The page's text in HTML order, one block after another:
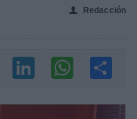
👤 Redacción